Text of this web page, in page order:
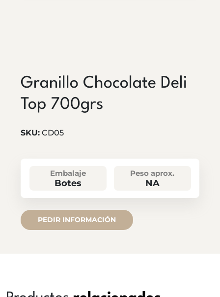
Granillo Chocolate Deli
Top 700grs
SKU: CD05
Embalaje
Botes
Peso aprox.
NA
PEDIR INFORMACIÓN